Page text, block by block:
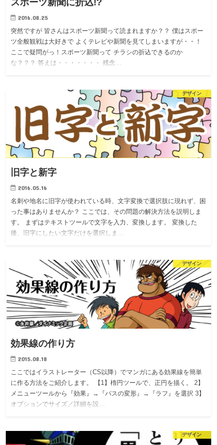
スポーツ新聞に折込!?
2016.08.25
突然ですが 皆さんはスポーツ新聞って読まれますか？？ 僕はスポー
ツ全般観戦は大好きで よくテレビや新聞を見てしまいますが・・！
ここで疑問がっ！スポーツ新聞って チラシの折込できるのか
な？？？ 答えは・・・・・・・ 残念…
デザイン
旧字と新字
2016.05.16
名刺や地名に旧字が使われている時、文字変換で選択肢に現れず、困
った事はありませんか？ ここでは、その問題の解決方法を説明しま
す。 まずはテキストツールで文字を入力、変換します。 変換した
後、旧字にしたい文字だけを選択しま…
デザイン
効果線の作り方
2015.08.18
ここではイラストレーター（CS以降）でマンガにある効果線を簡単
に作る方法をご紹介します。 【1】楕円ツールで、正円を描く。 2】
メニューツールから『効果』→『パスの変形』→『ラフ』を選択 3】
オプションでサイズ／詳細を設…
デザイン